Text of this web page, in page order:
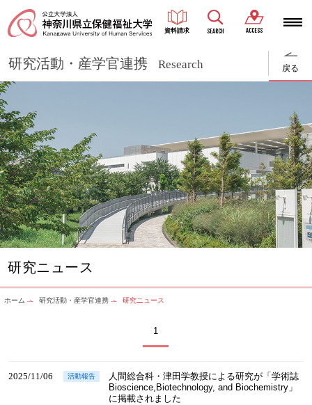
資料請求 SEARCH ACCESS
研究活動・産学官連携 Research 戻る
研究ニュース
ホーム 研究活動・産学官連携 研究ニュース
1
2025/11/06 活動報告
人間総合科・津田学教授による研究が「学術誌
Bioscience,Biotechnology, and Biochemistry」
に掲載されました